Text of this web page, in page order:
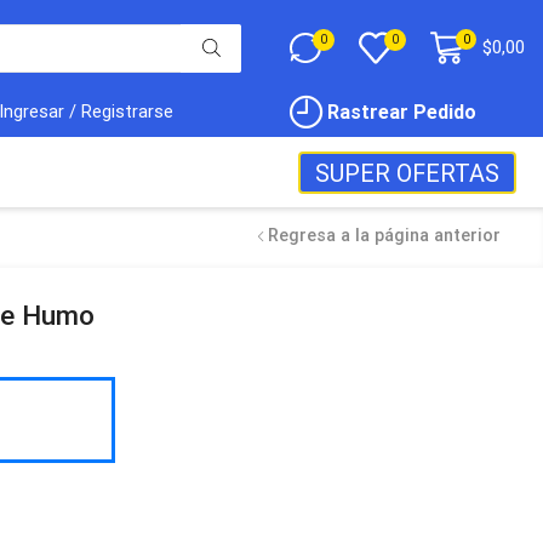
0 0 0 $0,00
Ingresar / Registrarse Rastrear Pedido
SUPER OFERTAS
Regresa a la página anterior
Humo